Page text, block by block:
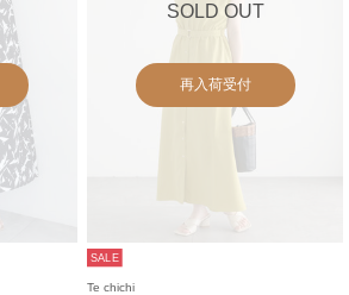
SOLD OUT
再入荷受付
SALE
Te chichi